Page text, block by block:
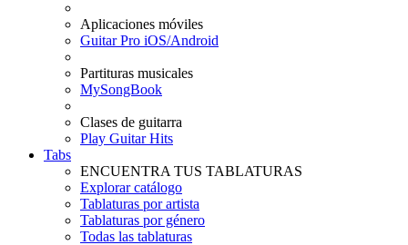
Aplicaciones móviles
Guitar Pro iOS/Android
Partituras musicales
MySongBook
Clases de guitarra
Play Guitar Hits
Tabs
ENCUENTRA TUS TABLATURAS
Explorar catálogo
Tablaturas por artista
Tablaturas por género
Todas las tablaturas